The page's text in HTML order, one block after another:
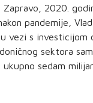
Zapravo, 2020.
pandemije,
vezi s investicijom
sektora
ukupno sedam